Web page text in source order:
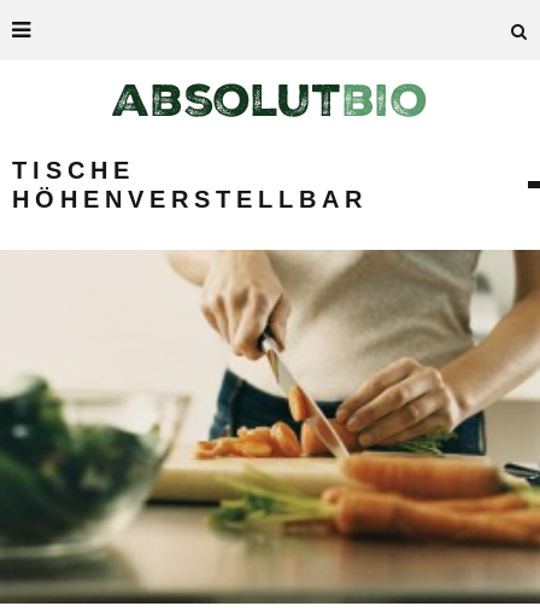
TISCHE
HÖHENVERSTELLBAR